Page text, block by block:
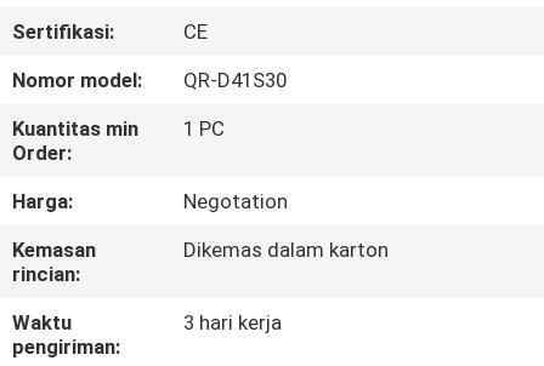
TUR
PABRIK
KONTROL
KUALITAS
HUBUNGI
KAMI
Sertifikasi:
CE
Nomor model:
QR-D41S30
Kuantitas min
Order:
1 PC
Harga:
Negotation
Kemasan
rincian:
Dikemas dalam karton
Waktu
pengiriman:
3 hari kerja